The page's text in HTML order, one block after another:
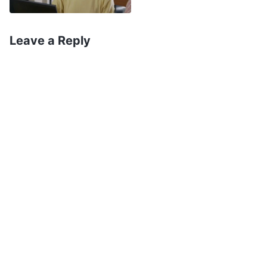
humanidade normal, elas as disfarçarão, não
continuarão a se disfarçar. […] Tais pessoas não
Leave a Reply